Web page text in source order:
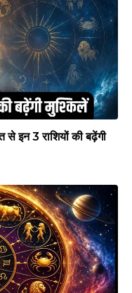
3 राशियों की बढ़ेंगी